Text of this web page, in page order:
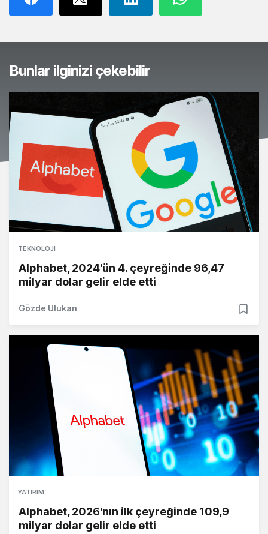
Bunlar ilginizi çekebilir
TEKNOLOJI
Alphabet, 2024'ün 4. çeyreğinde 96,47
milyar dolar gelir elde etti
Gözde Ulukan
YATIRIM
Alphabet, 2026'nın ilk çeyreğinde 109,9
milyar dolar gelir elde etti